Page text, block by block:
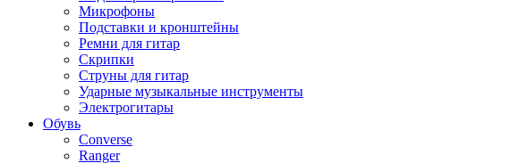
Микрофоны
Подставки и кронштейны
Ремни для гитар
Скрипки
Струны для гитар
Ударные музыкальные инструменты
Электрогитары
Обувь
Converse
Ranger